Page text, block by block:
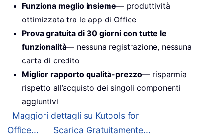
Funziona meglio insieme— produttività
ottimizzata tra le app di Office
Prova gratuita di 30 giorni con tutte le
funzionalità— nessuna registrazione, nessuna
carta di credito
Miglior rapporto qualità-prezzo— risparmia
rispetto all’acquisto dei singoli componenti
aggiuntivi
Maggiori dettagli su Kutools for
Office...
Scarica Gratuitamente...